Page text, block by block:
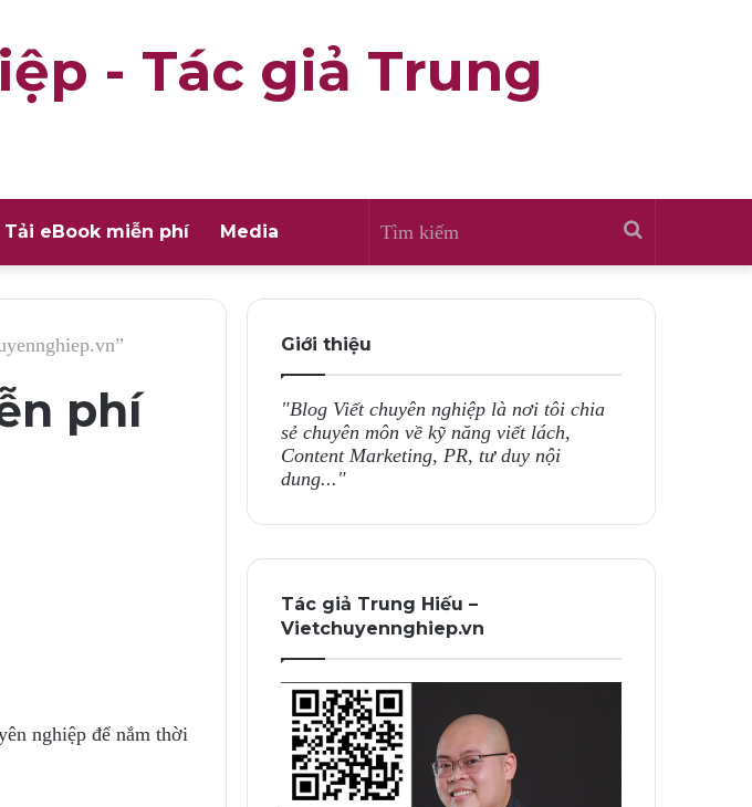
- Tác giả Trung
Tải eBook miễn phí Media Tìm
kiếm
phí
nghiệp để nắm thời
Giới thiệu
"Blog Viết chuyên nghiệp là nơi tôi chia
sẻ chuyên môn về kỹ năng viết lách,
Content Marketing, PR, tư duy nội
dung..."
Tác giả Trung Hiếu –
Vietchuyennghiep.vn